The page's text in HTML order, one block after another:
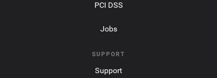
PCI DSS
Jobs
SUPPORT
Support